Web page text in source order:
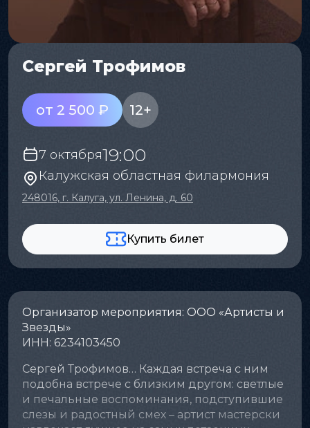
Сергей Трофимов
от 2 500 ₽ 12+
7 октября19:00
Калужская областная филармония
248016, г. Калуга, ул. Ленина, д. 60
Купить билет
Организатор мероприятия: ООО «Артисты и
Звезды»
ИНН: 6234103450
Сергей Трофимов… Каждая встреча с ним
подобна встрече с близким другом: светлые
и печальные воспоминания, подступившие
слезы и радостный смех – артист мастерски